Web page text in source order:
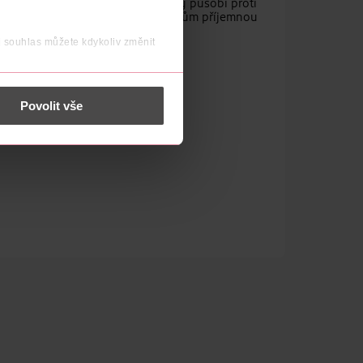
souhlas můžete kdykoliv změnit
osobní údaje.
Povolit vše
It! obsahuje i vitamín E, který působí proti
Jemné vanilkové aroma dodá rtům příjemnou